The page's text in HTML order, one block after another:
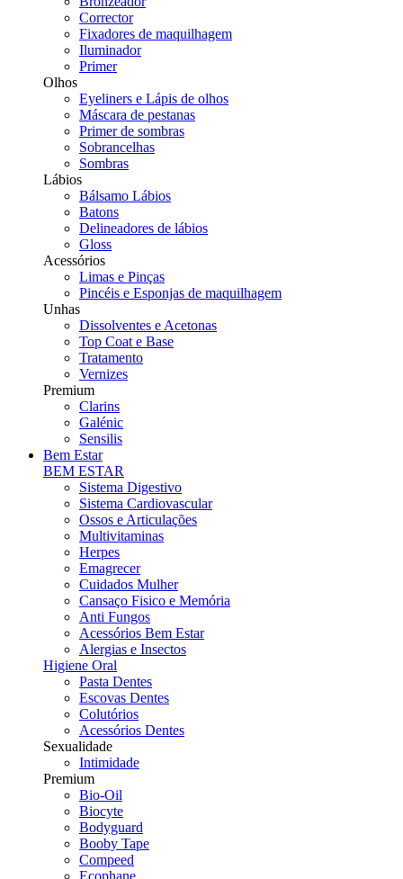
Corrector
Fixadores de maquilhagem
Iluminador
Primer
Olhos
Eyeliners e Lápis de olhos
Máscara de pestanas
Primer de sombras
Sobrancelhas
Sombras
Lábios
Bálsamo Lábios
Batons
Delineadores de lábios
Gloss
Acessórios
Limas e Pinças
Pincéis e Esponjas de maquilhagem
Unhas
Dissolventes e Acetonas
Top Coat e Base
Tratamento
Vernizes
Premium
Clarins
Galénic
Sensilis
Bem Estar
BEM ESTAR
Sistema Digestivo
Sistema Cardiovascular
Ossos e Articulações
Multivitaminas
Herpes
Emagrecer
Cuidados Mulher
Cansaço Fisico e Memória
Anti Fungos
Acessórios Bem Estar
Alergias e Insectos
Higiene Oral
Pasta Dentes
Escovas Dentes
Colutórios
Acessórios Dentes
Sexualidade
Intimidade
Premium
Bio-Oil
Biocyte
Bodyguard
Booby Tape
Compeed
Ecophane